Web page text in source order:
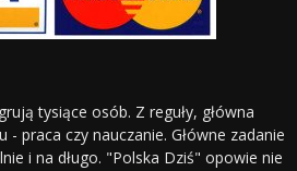
tysiące osób. Z reguły, główna
praca czy nauczanie. Główne zadanie
i na długo. "Polska Dziś" opowie nie